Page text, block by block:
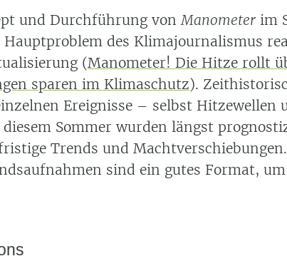
und Durchführung vonManometer im
des Klimajournalismus
(Manometer! Die Hitze rollt
sparen im Klimaschutz).
Ereignisse – selbst Hitzewellen
Sommer wurden längst
Trends und Machtverschiebungen.
sind ein gutes Format,